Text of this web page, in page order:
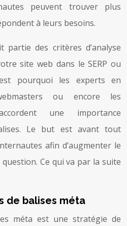
peuvent trouver plus
à leurs besoins.
partie des critères d’analyse
site web dans le SERP ou
pourquoi les experts en
ou encore les
une importance
Le but est avant tout
afin d’augmenter le
Ce qui va par la suite
de balises méta
méta est une stratégie de